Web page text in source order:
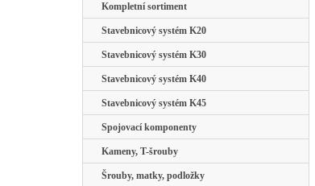
Kompletní sortiment
Stavebnicový systém K20
Stavebnicový systém K30
Stavebnicový systém K40
Stavebnicový systém K45
Spojovací komponenty
Kameny, T-šrouby
Šrouby, matky, podložky